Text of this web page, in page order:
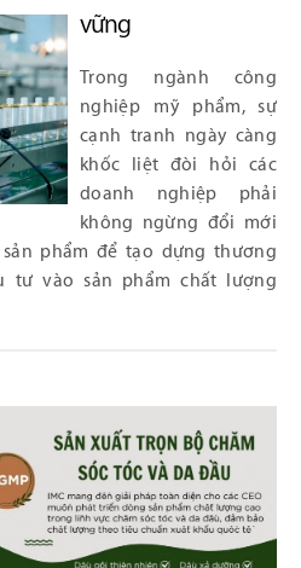
vững
Trong ngành công
nghiệp mỹ phẩm, sự
cạnh tranh ngày càng
khốc liệt đòi hỏi các
doanh nghiệp phải
không ngừng đổi mới
phẩm để tạo dựng thương
tư vào sản phẩm chất lượng